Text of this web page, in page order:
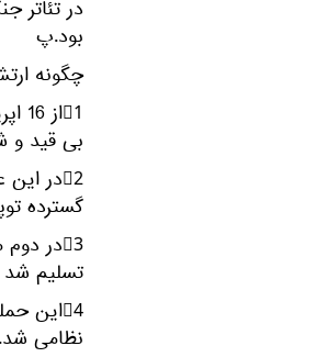
در تئاتر
بود.پ
چگونه
بی قید و
گسترده
3⃣در
تسلیم شد
نظامی شد.